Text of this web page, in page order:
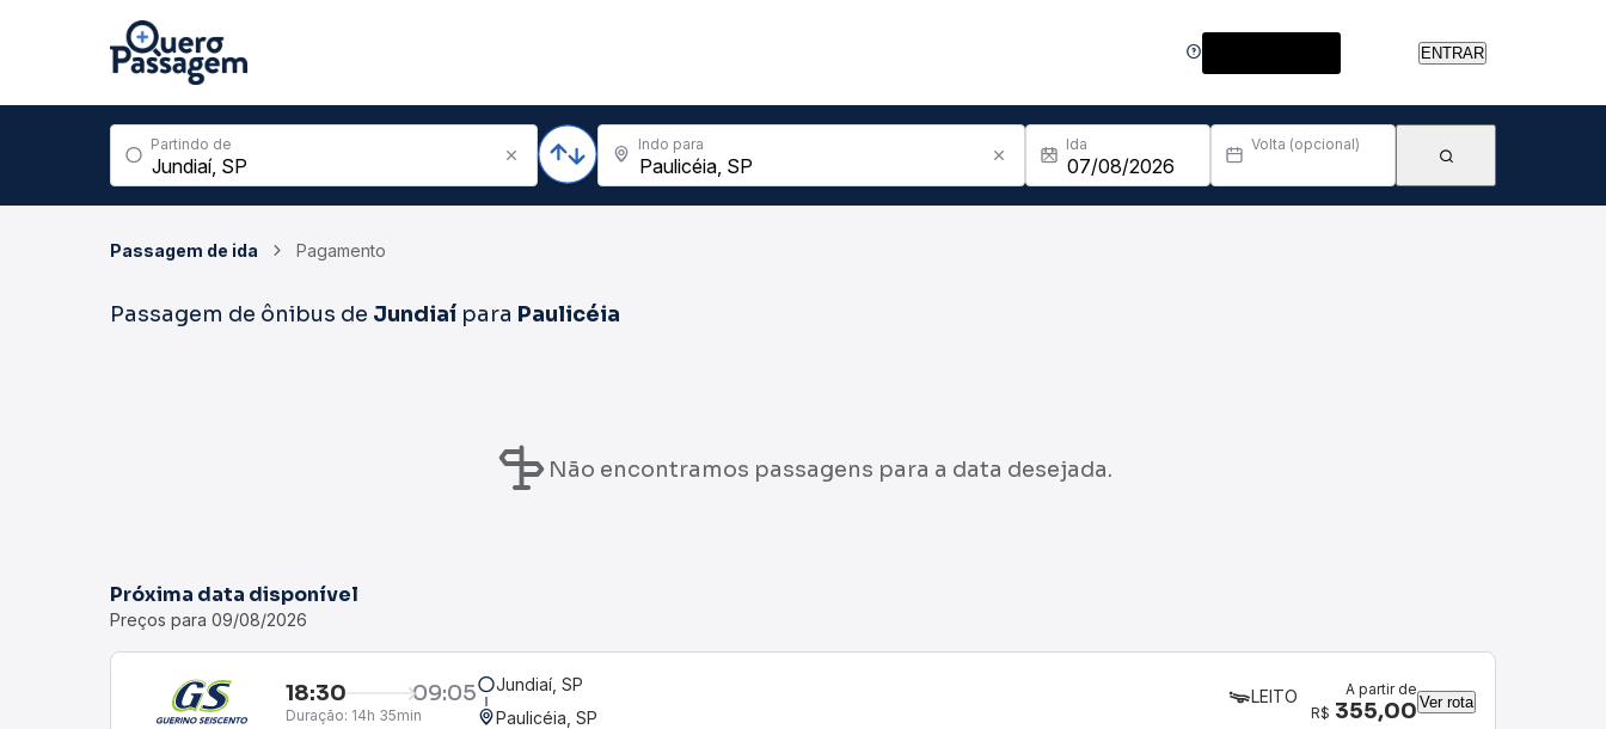
ENTRAR
Partindo de Indo para Ida Volta (opcional)
Passagem de ida Pagamento
Passagem de ônibus de Jundiaí para Paulicéia
Não encontramos passagens para a data desejada.
Próxima data disponível
Preços para 09/08/2026
18:30 09:05
Duração: 14h 35min
Jundiaí, SP
Paulicéia, SP
LEITO
A partir de
R$ 355,00 Ver rota